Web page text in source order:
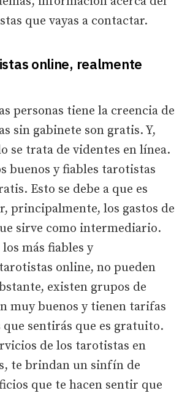
que vayas a contactar.
online, realmente
personas tiene la creencia de
sin gabinete son gratis. Y,
se trata de videntes en línea.
buenos y fiables tarotistas
Esto se debe a que es
principalmente, los gastos de
sirve como intermediario.
más fiables y
online, no pueden
existen grupos de
muy buenos y tienen tarifas
que sentirás que es gratuito.
de los tarotistas en
te brindan un sinfín de
que te hacen sentir que